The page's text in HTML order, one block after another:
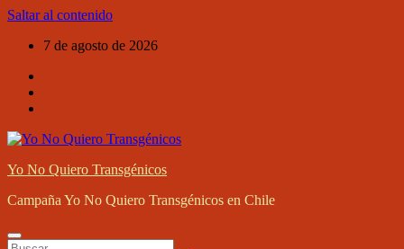
Saltar al contenido
7 de agosto de 2026
Yo No Quiero Transgénicos
Campaña Yo No Quiero Transgénicos en Chile